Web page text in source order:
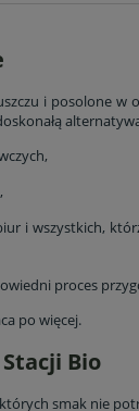
i posolone
i wszystkich,
proces
po więcej.
Bio
smak nie